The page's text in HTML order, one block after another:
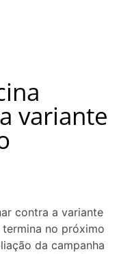
variante
contra a variante
no próximo
da campanha